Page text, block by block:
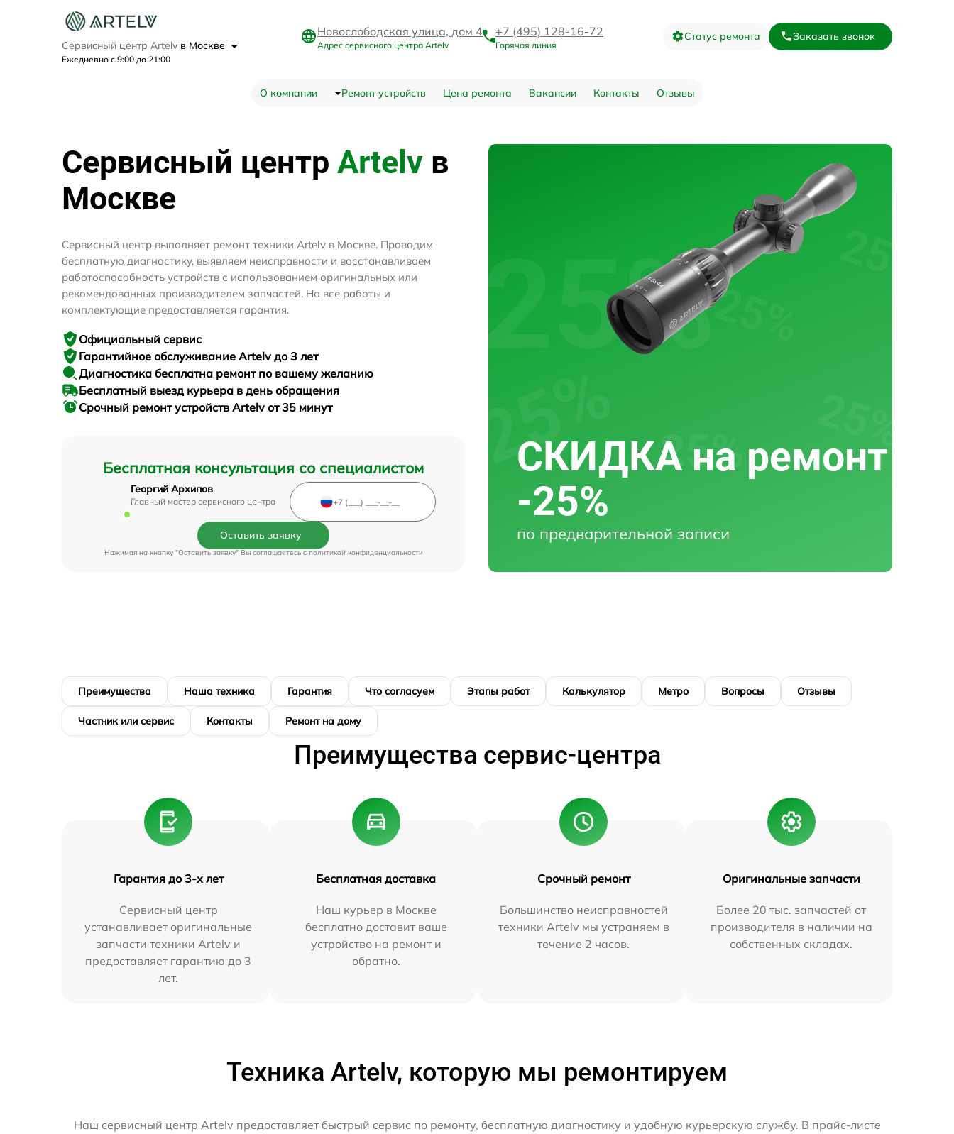
Сервисный центр Artelv в Москве
Ежедневно с 9:00 до 21:00
Новослободская улица, дом 4
Адрес сервисного центра Artelv
+7 (495) 128-16-72
Горячая линия
Статус ремонта Заказать звонок
О компании Ремонт устройств Цена ремонта Вакансии Контакты Отзывы
Сервисный центр Artelv в
Москве
Бесплатная консультация со специалистом
Георгий Архипов
Главный мастер сервисного центра
Оставить заявку
Нажимая на кнопку "Оставить заявку" Вы соглашаетесь c политикой конфиденциальности
Сервисный центр выполняет ремонт техники Artelv в Москве. Проводим
бесплатную диагностику, выявляем неисправности и восстанавливаем
работоспособность устройств с использованием оригинальных или
рекомендованных производителем запчастей. На все работы и
комплектующие предоставляется гарантия.
Официальный сервис
Гарантийное обслуживание Artelv до 3 лет
Диагностика бесплатна ремонт по вашему желанию
Бесплатный выезд курьера в день обращения
Срочный ремонтустройств Artelv от 35 минут
СКИДКА на ремонт
-25%
по предварительной записи
Преимущества Наша техника Гарантия Что согласуем Этапы работ Калькулятор Метро Вопросы Отзывы
Частник или сервис Контакты Ремонт на дому
Преимущества сервис-центра
Гарантия до 3-х лет
Сервисный центр
устанавливает оригинальные
запчасти техники Artelv и
предоставляет гарантию до 3
лет.
Бесплатная доставка
Наш курьер в Москве
бесплатно доставит ваше
устройство на ремонт и
обратно.
Срочный ремонт
Большинство неисправностей
техники Artelv мы устраняем в
течение 2 часов.
Оригинальные запчасти
Более 20 тыс. запчастей от
производителя в наличии на
собственных складах.
Техника Artelv, которую мы ремонтируем
Наш сервисный центр Artelv предоставляет быстрый сервис по ремонту, бесплатную диагностику и удобную курьерскую службу. В прайс-листе